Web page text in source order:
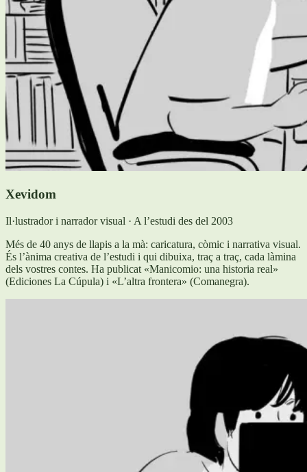
Xevidom
Il·lustrador i narrador visual · A l’estudi des del 2003
Més de 40 anys de llapis a la mà: caricatura, còmic i narrativa visual.
És l’ànima creativa de l’estudi i qui dibuixa, traç a traç, cada làmina
dels vostres contes. Ha publicat «Manicomio: una historia real»
(Ediciones La Cúpula) i «L’altra frontera» (Comanegra).